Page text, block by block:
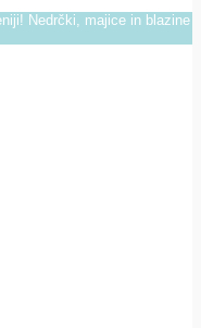
Nedrčki, majice in blazine